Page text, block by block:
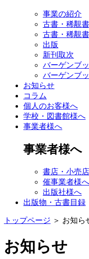
事業の紹介
古書・稀覯
古書・稀覯
出版
新刊取次
バーゲンブ
バーゲンブ
お知らせ
コラム
個人のお客様へ
学校・図書館様へ
事業者様へ
事業者様へ
書店・小売
催事業者様へ
出版社様へ
出版物・古書目録
トップページ ＞ お知ら
お知らせ